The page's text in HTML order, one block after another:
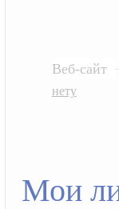
Веб-сайт
нету
Мои